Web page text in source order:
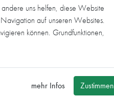
uns helfen, diese Website
auf unseren Websites.
können. Grundfunktionen,
mehr Infos Zustimmen